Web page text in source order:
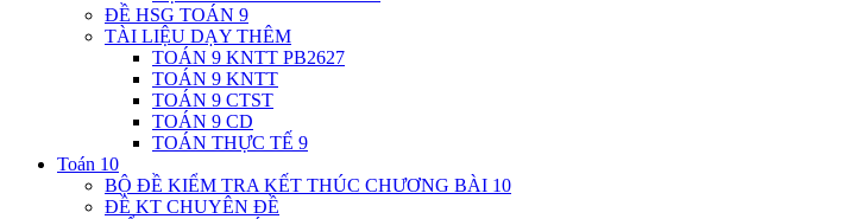
ĐỀ HSG TOÁN 9
TÀI LIỆU DẠY THÊM
TOÁN 9 KNTT PB2627
TOÁN 9 KNTT
TOÁN 9 CTST
TOÁN 9 CD
TOÁN THỰC TẾ 9
Toán 10
BỘ ĐỀ KIỂM TRA KẾT THÚC CHƯƠNG BÀI 10
ĐỀ KT CHUYÊN ĐỀ